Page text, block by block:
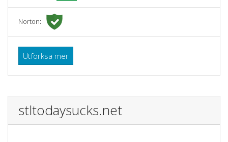
Norton:
Utforksa mer
stltodaysucks.net